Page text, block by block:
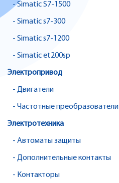
- Simatic S7-1500
- Simatic s7-300
- Simatic s7-1200
- Simatic et200sp
Электропривод
- Двигатели
- Частотные преобразователи
Электротехника
- Автоматы защиты
- Дополнительные контакты
- Контакторы